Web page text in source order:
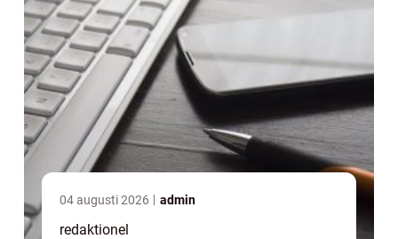
04 augusti 2026 admin
redaktionel